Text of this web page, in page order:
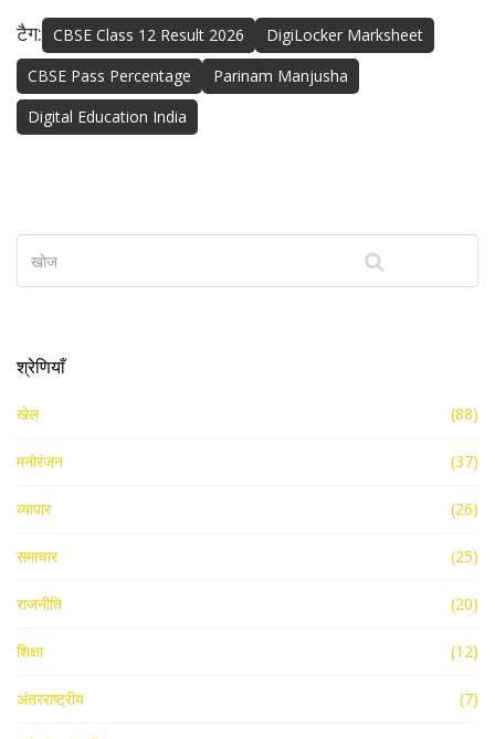
टैग: CBSE Class 12 Result 2026
DigiLocker Marksheet
CBSE Pass Percentage
Parinam Manjusha
Digital Education India
श्रेणियाँ
खेल (88)
मनोरंजन (37)
व्यापार (26)
समाचार (25)
राजनीति (20)
शिक्षा (12)
अंतरराष्ट्रीय (7)